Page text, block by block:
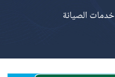
خدمات الصيانة